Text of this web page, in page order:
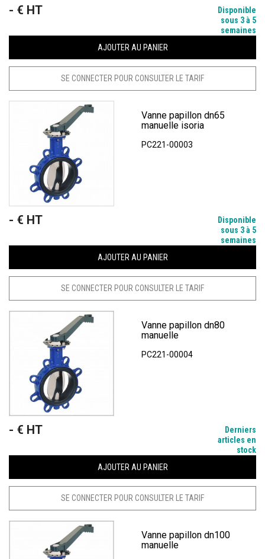
Prix
- € HT
Disponible
sous 3 à 5
semaines
AJOUTER AU PANIER
SE CONNECTER POUR CONSULTER LE TARIF
Vanne papillon dn65
manuelle isoria
PC221-00003
Prix
- € HT
Disponible
sous 3 à 5
semaines
AJOUTER AU PANIER
SE CONNECTER POUR CONSULTER LE TARIF
Vanne papillon dn80
manuelle
PC221-00004
Prix
- € HT
Derniers
articles en
stock
AJOUTER AU PANIER
SE CONNECTER POUR CONSULTER LE TARIF
Vanne papillon dn100
manuelle